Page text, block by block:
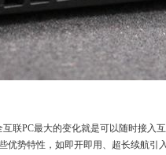
联PC最大的变化就是可以随时接入
优势特性，如即开即用、超长续航引